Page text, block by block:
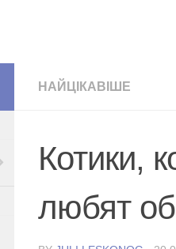
НАЙЦІКАВІШЕ
Котики,
любят